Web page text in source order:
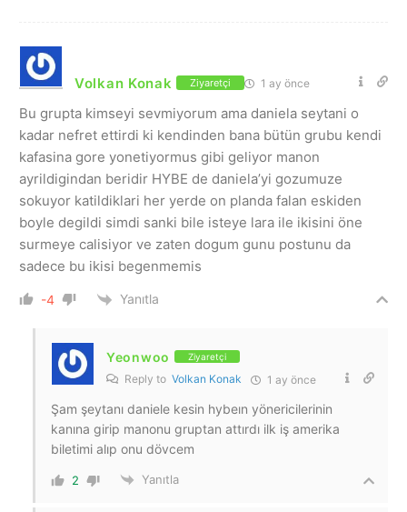
Volkan Konak Ziyaretçi 1 ay önce
Bu grupta kimseyi sevmiyorum ama daniela seytani o
kadar nefret ettirdi ki kendinden bana bütün grubu kendi
kafasina gore yonetiyormus gibi geliyor manon
ayrildigindan beridir HYBE de daniela’yi gozumuze
sokuyor katildiklari her yerde on planda falan eskiden
boyle degildi simdi sanki bile isteye lara ile ikisini öne
surmeye calisiyor ve zaten dogum gunu postunu da
sadece bu ikisi begenmemis
-4 Yanıtla
Yeonwoo Ziyaretçi
Reply to Volkan Konak 1 ay önce
Şam şeytanı daniele kesin hybeın yönericilerinin
kanına girip manonu gruptan attırdı ilk iş amerika
biletimi alıp onu dövcem
2 Yanıtla